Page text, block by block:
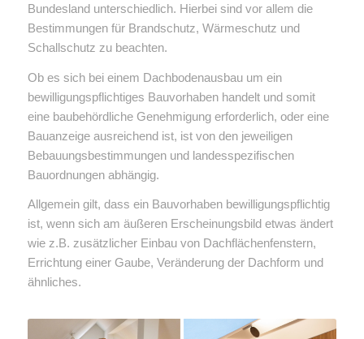
Bundesland unterschiedlich. Hierbei sind vor allem die
Bestimmungen für Brandschutz, Wärmeschutz und
Schallschutz zu beachten.
Ob es sich bei einem Dachbodenausbau um ein
bewilligungspflichtiges Bauvorhaben handelt und somit
eine baubehördliche Genehmigung erforderlich, oder eine
Bauanzeige ausreichend ist, ist von den jeweiligen
Bebauungsbestimmungen und landesspezifischen
Bauordnungen abhängig.
Allgemein gilt, dass ein Bauvorhaben bewilligungspflichtig
ist, wenn sich am äußeren Erscheinungsbild etwas ändert
wie z.B. zusätzlicher Einbau von Dachflächenfenstern,
Errichtung einer Gaube, Veränderung der Dachform und
ähnliches.